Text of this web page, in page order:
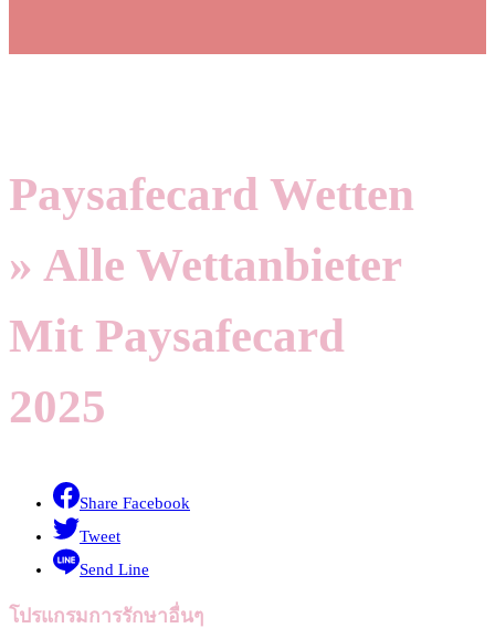
Paysafecard Wetten
» Alle Wettanbieter
Mit Paysafecard
2025
Share Facebook
Tweet
Send Line
โปรแกรมการรักษาอื่นๆ